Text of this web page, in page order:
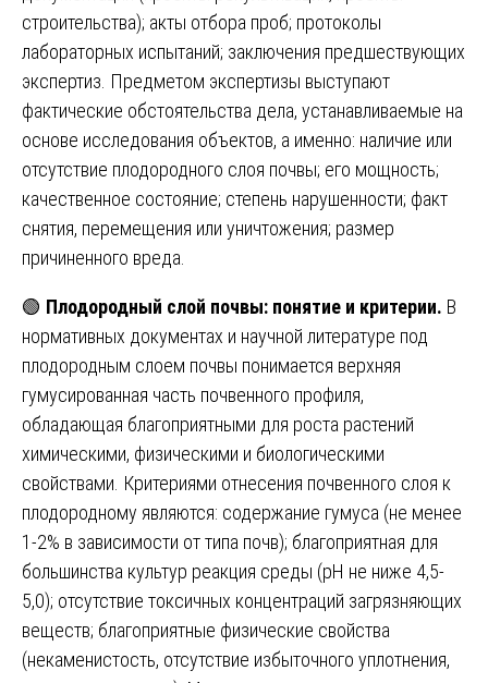
строительства); акты отбора проб; протоколы
лабораторных испытаний; заключения предшествующих
экспертиз. Предметом экспертизы выступают
фактические обстоятельства дела, устанавливаемые на
основе исследования объектов, а именно: наличие или
отсутствие плодородного слоя почвы; его мощность;
качественное состояние; степень нарушенности; факт
снятия, перемещения или уничтожения; размер
причиненного вреда.
🟢 Плодородный слой почвы: понятие и критерии. В
нормативных документах и научной литературе под
плодородным слоем почвы понимается верхняя
гумусированная часть почвенного профиля,
обладающая благоприятными для роста растений
химическими, физическими и биологическими
свойствами. Критериями отнесения почвенного слоя к
плодородному являются: содержание гумуса (не менее
1-2% в зависимости от типа почв); благоприятная для
большинства культур реакция среды (pH не ниже 4,5-
5,0); отсутствие токсичных концентраций загрязняющих
веществ; благоприятные физические свойства
(некаменистость, отсутствие избыточного уплотнения,